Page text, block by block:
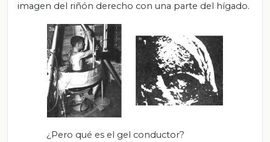
imagen del riñón derecho con una parte del hígado.
¿Pero qué es el gel conductor?